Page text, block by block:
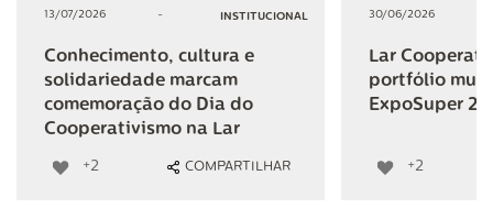
13/07/2026 - INSTITUCIONAL
Conhecimento, cultura e
solidariedade marcam
comemoração do Dia do
Cooperativismo na Lar
+2 COMPARTILHAR
30/06/2026
Lar
portfólio
ExpoSuper
+2